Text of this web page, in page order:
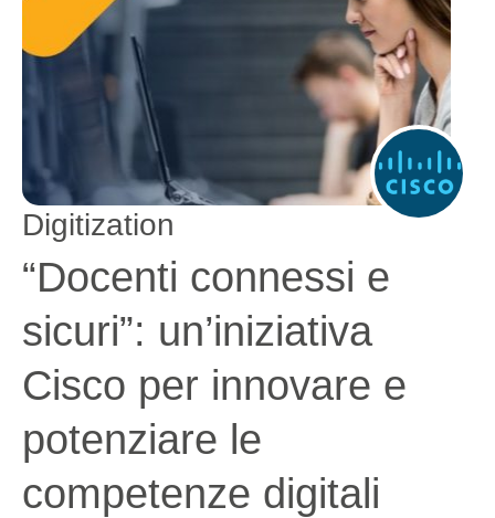
Digitization
“Docenti connessi e
sicuri”: un’iniziativa
Cisco per innovare e
potenziare le
competenze digitali